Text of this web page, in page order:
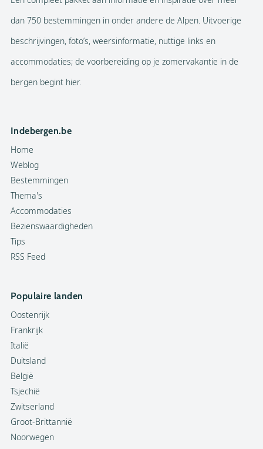
dan 750 bestemmingen in onder andere de Alpen. Uitvoerige
beschrijvingen, foto’s, weersinformatie, nuttige links en
accommodaties; de voorbereiding op je zomervakantie in de
bergen begint hier.
Indebergen.be
Home
Weblog
Bestemmingen
Thema's
Accommodaties
Bezienswaardigheden
Tips
RSS Feed
Populaire landen
Oostenrijk
Frankrijk
Italië
Duitsland
België
Tsjechië
Zwitserland
Groot-Brittannië
Noorwegen